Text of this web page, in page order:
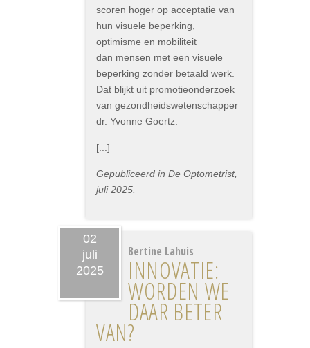
scoren hoger op acceptatie van
hun visuele beperking,
optimisme en mobiliteit
dan mensen met een visuele
beperking zonder betaald werk.
Dat blijkt uit promotieonderzoek
van gezondheidswetenschapper
dr. Yvonne Goertz.
[...]
Gepubliceerd in De Optometrist,
juli 2025.
02
juli
2025
Bertine Lahuis
INNOVATIE:
WORDEN WE
DAAR BETER
VAN?